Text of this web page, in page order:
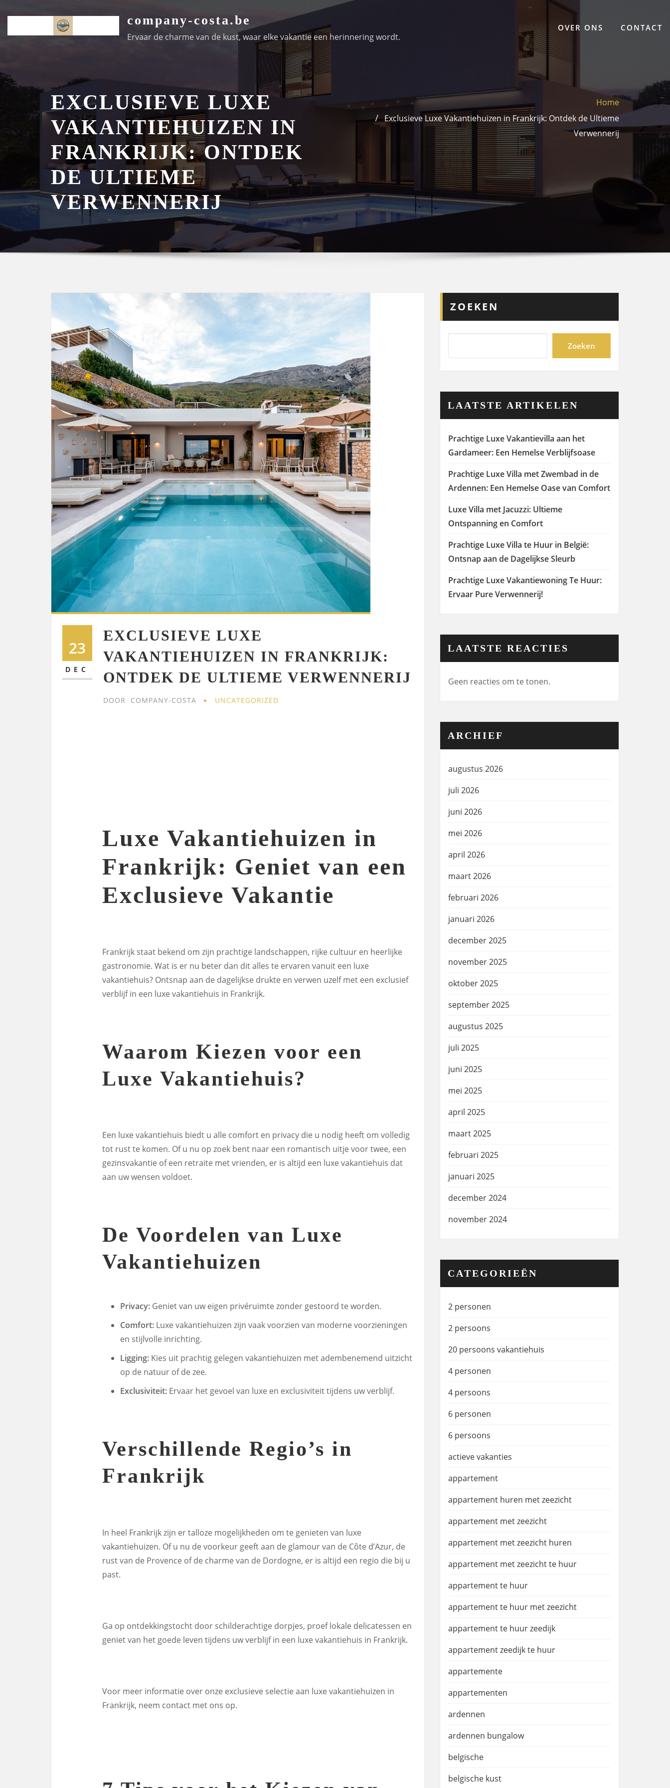
de
company-costa.be
Ervaar de charme van de kust, waar elke vakantie een herinnering wordt.
OVER ONS CONTACT
EXCLUSIEVE LUXE
VAKANTIEHUIZEN IN
FRANKRIJK: ONTDEK
DE ULTIEME
VERWENNERIJ
Home
Exclusieve Luxe Vakantiehuizen in Frankrijk: Ontdek de Ultieme
Verwennerij
23
DEC
EXCLUSIEVE LUXE
VAKANTIEHUIZEN IN FRANKRIJK:
ONTDEK DE ULTIEME VERWENNERIJ
DOOR COMPANY-COSTA UNCATEGORIZED
Luxe Vakantiehuizen in
Frankrijk: Geniet van een
Exclusieve Vakantie
Frankrijk staat bekend om zijn prachtige landschappen, rijke cultuur en heerlijke
gastronomie. Wat is er nu beter dan dit alles te ervaren vanuit een luxe
vakantiehuis? Ontsnap aan de dagelijkse drukte en verwen uzelf met een exclusief
verblijf in een luxe vakantiehuis in Frankrijk.
Waarom Kiezen voor een
Luxe Vakantiehuis?
Een luxe vakantiehuis biedt u alle comfort en privacy die u nodig heeft om volledig
tot rust te komen. Of u nu op zoek bent naar een romantisch uitje voor twee, een
gezinsvakantie of een retraite met vrienden, er is altijd een luxe vakantiehuis dat
aan uw wensen voldoet.
De Voordelen van Luxe
Vakantiehuizen
Privacy: Geniet van uw eigen privéruimte zonder gestoord te worden.
Comfort: Luxe vakantiehuizen zijn vaak voorzien van moderne voorzieningen
en stijlvolle inrichting.
Ligging: Kies uit prachtig gelegen vakantiehuizen met adembenemend uitzicht
op de natuur of de zee.
Exclusiviteit: Ervaar het gevoel van luxe en exclusiviteit tijdens uw verblijf.
Verschillende Regio’s in
Frankrijk
In heel Frankrijk zijn er talloze mogelijkheden om te genieten van luxe
vakantiehuizen. Of u nu de voorkeur geeft aan de glamour van de Côte d’Azur, de
rust van de Provence of de charme van de Dordogne, er is altijd een regio die bij u
past.
Ga op ontdekkingstocht door schilderachtige dorpjes, proef lokale delicatessen en
geniet van het goede leven tijdens uw verblijf in een luxe vakantiehuis in Frankrijk.
Voor meer informatie over onze exclusieve selectie aan luxe vakantiehuizen in
Frankrijk, neem contact met ons op.
ZOEKEN
Zoeken
LAATSTE ARTIKELEN
Prachtige Luxe Vakantievilla aan het
Gardameer: Een Hemelse Verblijfsoase
Prachtige Luxe Villa met Zwembad in de
Ardennen: Een Hemelse Oase van Comfort
Luxe Villa met Jacuzzi: Ultieme
Ontspanning en Comfort
Prachtige Luxe Villa te Huur in België:
Ontsnap aan de Dagelijkse Sleurb
Prachtige Luxe Vakantiewoning Te Huur:
Ervaar Pure Verwennerij!
LAATSTE REACTIES
Geen reacties om te tonen.
ARCHIEF
augustus 2026
juli 2026
juni 2026
mei 2026
april 2026
maart 2026
februari 2026
januari 2026
december 2025
november 2025
oktober 2025
september 2025
augustus 2025
juli 2025
juni 2025
mei 2025
april 2025
maart 2025
februari 2025
januari 2025
december 2024
november 2024
CATEGORIEËN
2 personen
2 persoons
20 persoons vakantiehuis
4 personen
4 persoons
6 personen
6 persoons
actieve vakanties
appartement
appartement huren met zeezicht
appartement met zeezicht
appartement met zeezicht huren
appartement met zeezicht te huur
appartement te huur
appartement te huur met zeezicht
appartement te huur zeedijk
appartement zeedijk te huur
appartemente
appartementen
ardennen
ardennen bungalow
belgische
belgische kust